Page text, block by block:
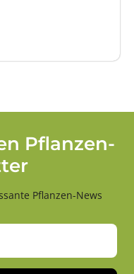
Pflanzen-
Pflanzen-News